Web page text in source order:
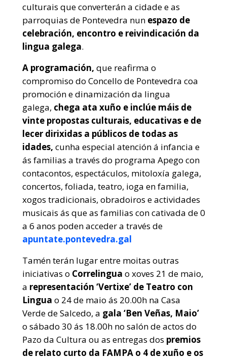
culturais que converterán a cidade e as
parroquias de Pontevedra nun espazo de
celebración, encontro e reivindicación da
lingua galega.
A programación, que reafirma o
compromiso do Concello de Pontevedra coa
promoción e dinamización da lingua
galega, chega ata xuño e inclúe máis de
vinte propostas culturais, educativas e de
lecer dirixidas a públicos de todas as
idades, cunha especial atención á infancia e
ás familias a través do programa Apego con
contacontos, espectáculos, mitoloxía galega,
concertos, foliada, teatro, ioga en familia,
xogos tradicionais, obradoiros e actividades
musicais ás que as familias con cativada de 0
a 6 anos poden acceder a través de
apuntate.pontevedra.gal
Tamén terán lugar entre moitas outras
iniciativas o Correlingua o xoves 21 de maio,
a representación ‘Vertixe’ de Teatro con
Lingua o 24 de maio ás 20.00h na Casa
Verde de Salcedo, a gala ‘Ben Veñas, Maio’
o sábado 30 ás 18.00h no salón de actos do
Pazo da Cultura ou as entregas dos premios
de relato curto da FAMPA o 4 de xuño e os